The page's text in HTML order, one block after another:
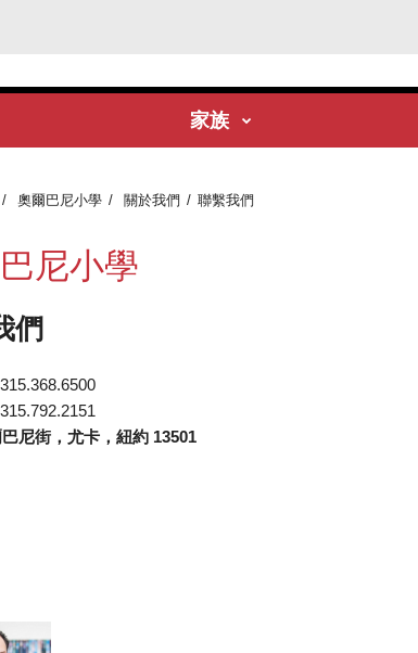
家族
奧爾巴尼小學 關於我們 聯繫我們
尼小學
們
315.368.6500
315.792.2151
尼街，尤卡，紐約 13501